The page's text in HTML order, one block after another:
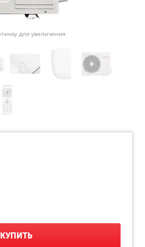
для увеличения
КУПИТЬ